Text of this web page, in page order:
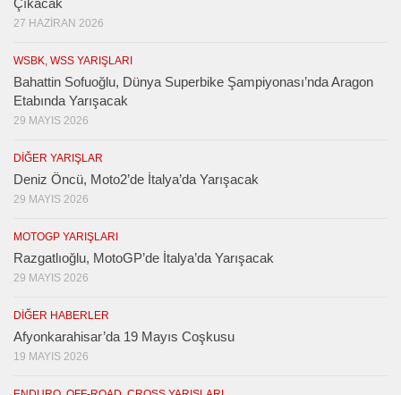
Çıkacak
27 HAZIRAN 2026
WSBK, WSS YARIŞLARI
Bahattin Sofuoğlu, Dünya Superbike Şampiyonası’nda Aragon
Etabında Yarışacak
29 MAYIS 2026
DIĞER YARIŞLAR
Deniz Öncü, Moto2’de İtalya’da Yarışacak
29 MAYIS 2026
MOTOGP YARIŞLARI
Razgatlıoğlu, MotoGP’de İtalya’da Yarışacak
29 MAYIS 2026
DIĞER HABERLER
Afyonkarahisar’da 19 Mayıs Coşkusu
19 MAYIS 2026